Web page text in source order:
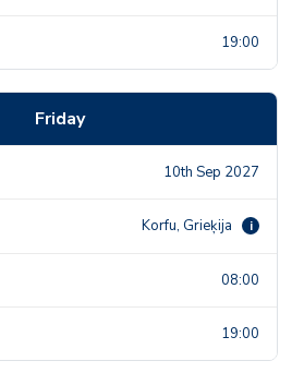
19:00
Friday
10th Sep 2027
Korfu, Grieķija i
08:00
19:00